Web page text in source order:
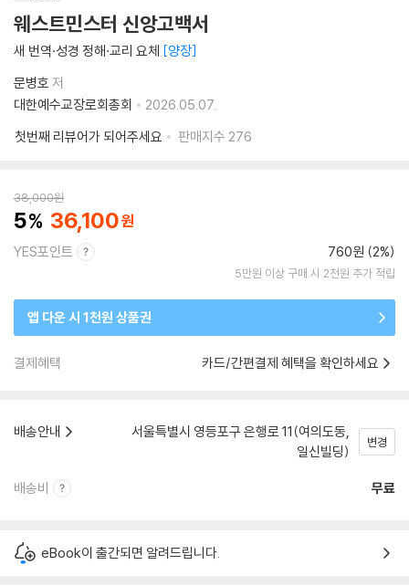
웨스트민스터 신앙고백서
새 번역·성경 정해·교리 요체 양장
문병호 저
대한예수교장로회총회
2026.05.07.
첫번째 리뷰어가 되어주세요
판매지수 276
38,000원
5 36,100
YES포인트 760원 (2%)
5만원 이상 구매 시 2천원 추가 적립
앱 다운 시 1천원 상품권
결제혜택 카드/간편결제 혜택을 확인하세요
배송안내
서울특별시 영등포구 은행로 11(여의도동,
일신빌딩)
변경
배송비 무료
eBook이 출간되면 알려드립니다.